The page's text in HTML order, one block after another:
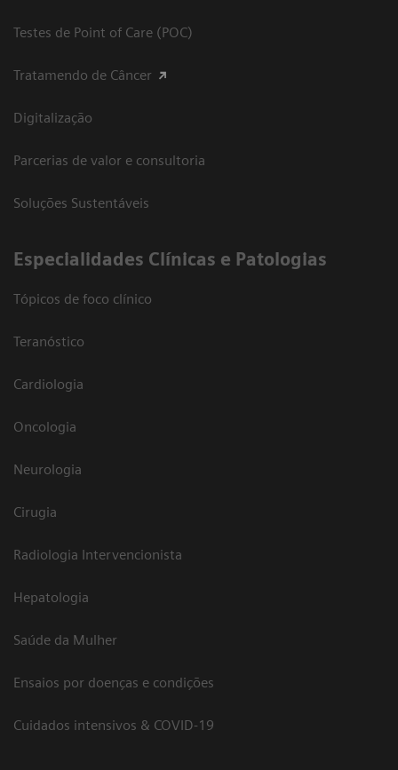
Testes de Point of Care (POC)
Tratamendo de Câncer
Digitalização
Parcerias de valor e consultoria
Soluções Sustentáveis
​Especialidades Clínicas e Patologias
Tópicos de foco clínico
Teranóstico
Cardiologia
Oncologia
Neurologia
Cirugia
Radiologia Intervencionista
Hepatologia
Saúde da Mulher
Ensaios por doenças e condições
Cuidados intensivos & COVID-19